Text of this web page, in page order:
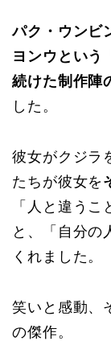
パク・ウンビ
ヨンウという
続けた制作陣
した。
彼女がクジラ
たちが彼女を
「人と違う
と、「自分の
くれました。
笑いと感動、
の傑作。